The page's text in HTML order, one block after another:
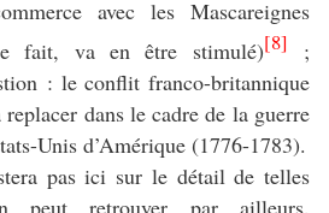
avec les Mascareignes
fait, va en être stimulé)[8] ;
: le conflit franco-britannique
dans le cadre de la guerre
Unis d’Amérique (1776-1783).
ici sur le détail de telles
peut retrouver par ailleurs.